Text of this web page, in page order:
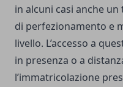
in alcuni casi anche
di perfezionamento e
livello. L’accesso a
in presenza o a
l’immatricolazione